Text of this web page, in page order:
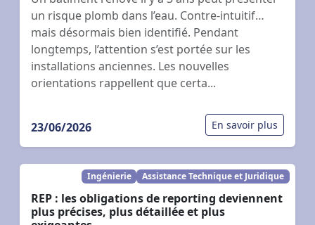
un risque plomb dans l’eau. Contre-intuitif…
mais désormais bien identifié. Pendant
longtemps, l’attention s’est portée sur les
installations anciennes. Les nouvelles
orientations rappellent que certa...
23/06/2026 En savoir plus
Ingénierie Assistance Technique et Juridique
REP : les obligations de reporting deviennent
plus précises, plus détaillée et plus